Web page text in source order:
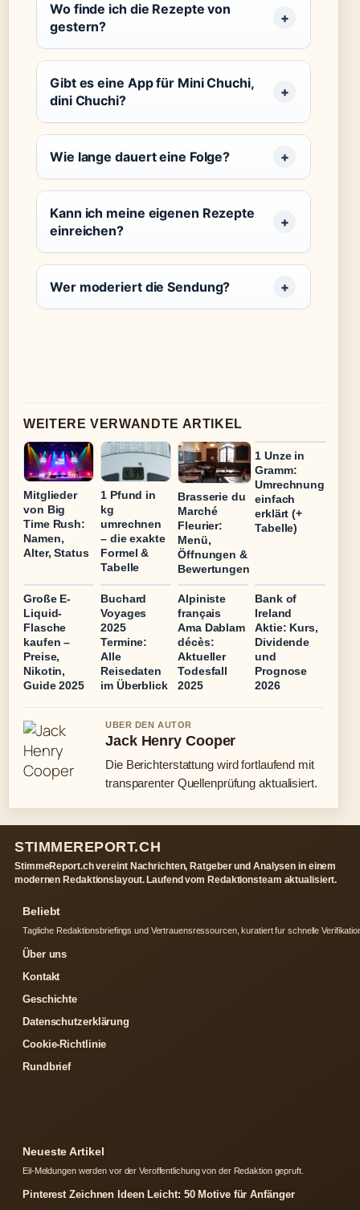
Wo finde ich die Rezepte von
gestern?
Gibt es eine App für Mini Chuchi,
dini Chuchi?
Wie lange dauert eine Folge?
Kann ich meine eigenen Rezepte
einreichen?
Wer moderiert die Sendung?
WEITERE VERWANDTE ARTIKEL
Mitglieder
von Big
Time Rush:
Namen,
Alter, Status
1 Pfund in
kg
umrechnen
– die exakte
Formel &
Tabelle
Brasserie du
Marché
Fleurier:
Menü,
Öffnungen &
Bewertungen
1 Unze in
Gramm:
Umrechnung
einfach
erklärt (+
Tabelle)
Große E-
Liquid-
Flasche
kaufen –
Preise,
Nikotin,
Guide 2025
Buchard
Voyages
2025
Termine:
Alle
Reisedaten
im Überblick
Alpiniste
français
Ama Dablam
décès:
Aktueller
Todesfall
2025
Bank of
Ireland
Aktie: Kurs,
Dividende
und
Prognose
2026
UBER DEN AUTOR
Jack Henry Cooper
Die Berichterstattung wird fortlaufend mit
transparenter Quellenprüfung aktualisiert.
STIMMEREPORT.CH
StimmeReport.ch vereint Nachrichten, Ratgeber und Analysen in einem
modernen Redaktionslayout. Laufend vom Redaktionsteam aktualisiert.
Beliebt
Tagliche Redaktionsbriefings und Vertrauensressourcen, kuratiert fur schnelle
Über uns
Kontakt
Geschichte
Datenschutzerklärung
Cookie-Richtlinie
Rundbrief
Neueste Artikel
Eil-Meldungen werden vor der Veroffentlichung von der Redaktion gepruft.
Pinterest Zeichnen Ideen Leicht: 50 Motive für Anfänger